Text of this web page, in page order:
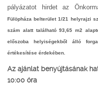
pályázatot hirdet az
Fülöpháza belterület 1/21 helyrajzi
szám alatt található 93,65 m2
előszoba helyiségekből álló
értékesítése érdekében.
Az ajánlat benyújtásának
10:00 óra